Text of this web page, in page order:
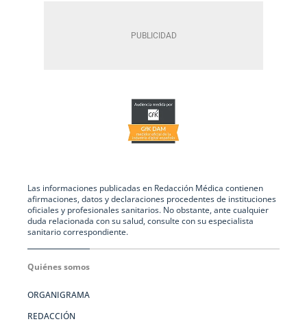
Las informaciones publicadas en Redacción Médica contienen
afirmaciones, datos y declaraciones procedentes de instituciones
oficiales y profesionales sanitarios. No obstante, ante cualquier
duda relacionada con su salud, consulte con su especialista
sanitario correspondiente.
Quiénes somos
ORGANIGRAMA
REDACCIÓN